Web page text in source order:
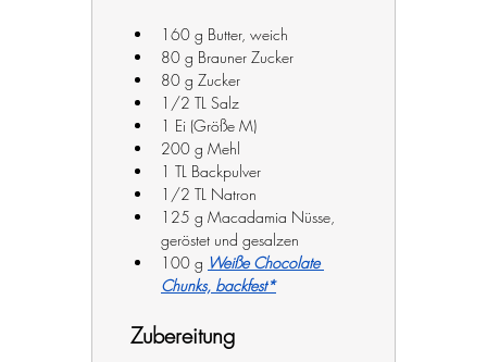
160 g Butter, weich
80 g Brauner Zucker
80 g Zucker
1/2 TL Salz
1 Ei (Größe M)
200 g Mehl
1 TL Backpulver
1/2 TL Natron
125 g Macadamia Nüsse,
geröstet und gesalzen
100 g Weiße Chocolate
Chunks, backfest*
Zubereitung